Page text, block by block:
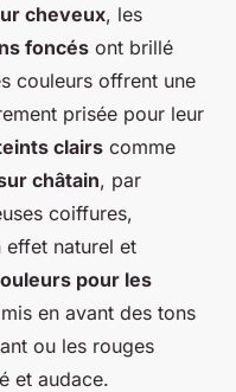
cheveux, les
foncés ont brillé
couleurs offrent une
prisée pour leur
clairs comme
châtain, par
coiffures,
effet naturel et
pour les
en avant des tons
ou les rouges
et audace.